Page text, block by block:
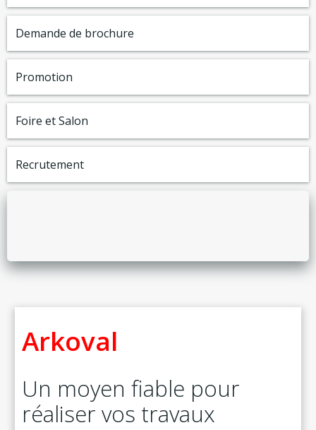
Demande de brochure
Promotion
Foire et Salon
Recrutement
Arkoval
Un moyen fiable pour
réaliser vos travaux